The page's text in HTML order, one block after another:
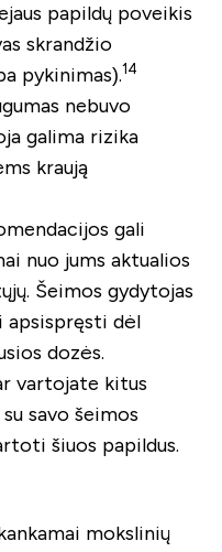
papildų poveikis
skrandžio
pykinimas).14
nebuvo
galima rizika
kraują
gali
nuo jums aktualios
Šeimos gydytojas
apsispręsti dėl
dozės.
vartojate kitus
savo šeimos
šiuos papildus.
mokslinių